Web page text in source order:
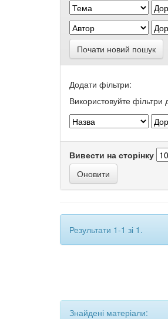
Почати новий пошук
Додати фільтри:
Використовуйте фільтри
Вивести на сторінку
Результати 1-1 зі 1.
Знайдені матеріали: